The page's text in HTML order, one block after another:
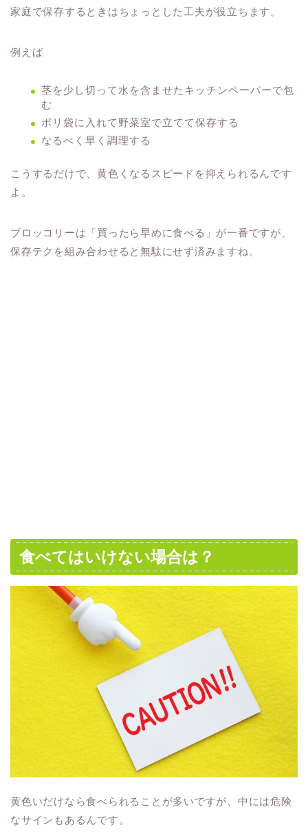
家庭で保存するときはちょっとした工夫が役立ちます。
例えば
茎を少し切って水を含ませたキッチンペーパーで包
む
ポリ袋に入れて野菜室で立てて保存する
なるべく早く調理する
こうするだけで、黄色くなるスピードを抑えられるんです
よ。
ブロッコリーは「買ったら早めに食べる」が一番ですが、
保存テクを組み合わせると無駄にせず済みますね。
食べてはいけない場合は？
黄色いだけなら食べられることが多いですが、中には危険
なサインもあるんです。